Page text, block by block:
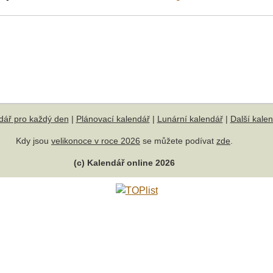
pro každý den | Plánovací kalendář| Lunární kalendář| Další
Kdy jsou velikonoce v roce 2026 se můžete podívat zde
(c) Kalendář online 2026